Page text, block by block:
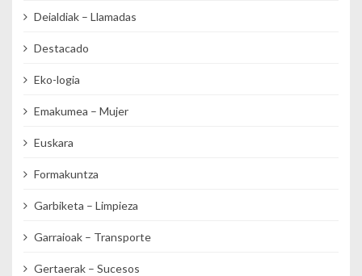
Deialdiak – Llamadas
Destacado
Eko-logia
Emakumea – Mujer
Euskara
Formakuntza
Garbiketa – Limpieza
Garraioak – Transporte
Gertaerak – Sucesos